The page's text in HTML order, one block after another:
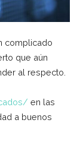
complicado
que aún
al respecto.
en las
a buenos